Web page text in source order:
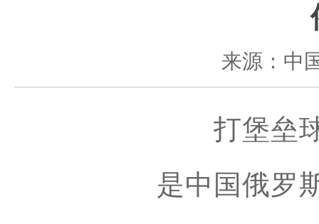
来源：中
打堡垒球
是中国俄罗